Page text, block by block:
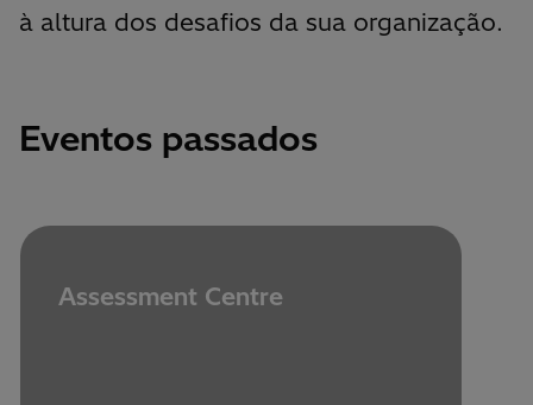
à altura dos desafios da sua organização.
Eventos passados
Assessment Centre